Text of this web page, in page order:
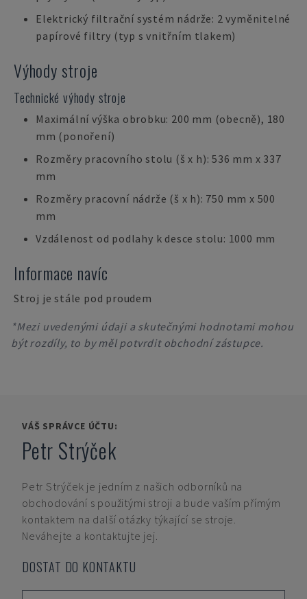
Elektrický filtrační systém nádrže: 2 vyměnitelné
papírové filtry (typ s vnitřním tlakem)
Výhody stroje
Technické výhody stroje
Maximální výška obrobku: 200 mm (obecně), 180
mm (ponoření)
Rozměry pracovního stolu (š x h): 536 mm x 337
mm
Rozměry pracovní nádrže (š x h): 750 mm x 500
mm
Vzdálenost od podlahy k desce stolu: 1000 mm
Informace navíc
Stroj je stále pod proudem
*Mezi uvedenými údaji a skutečnými hodnotami mohou
být rozdíly, to by měl potvrdit obchodní zástupce.
VÁŠ SPRÁVCE ÚČTU:
Petr Strýček
Petr Strýček je jedním z našich odborníků na
obchodování s použitými stroji a bude vaším přímým
kontaktem na další otázky týkající se stroje.
Neváhejte a kontaktujte jej.
DOSTAT DO KONTAKTU